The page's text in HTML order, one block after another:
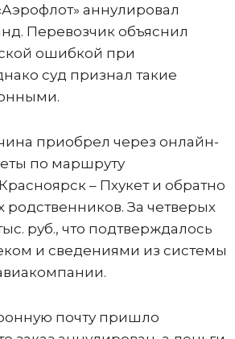
аннулировал
Перевозчик объяснил
ошибкой при
суд признал такие
приобрел через онлайн-
по маршруту
– Пхукет и обратно
родственников. За четверых
руб., что подтверждалось
и сведениями из системы
почту пришло